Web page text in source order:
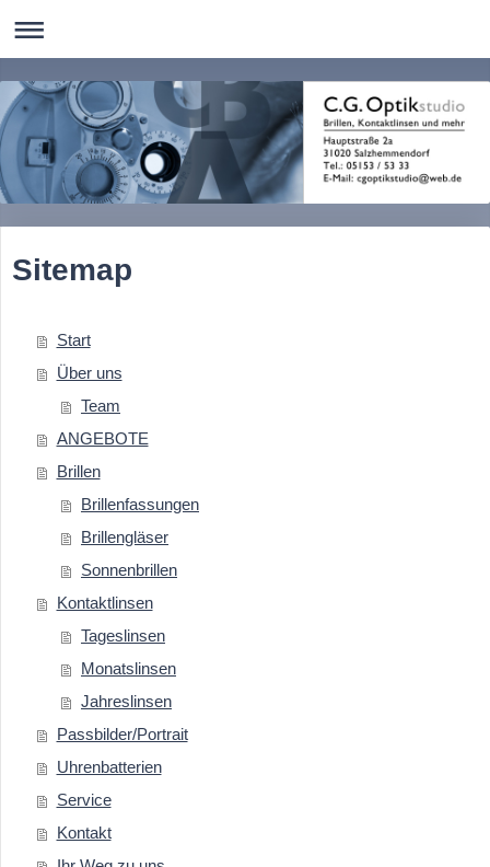
Sitemap
Start
Über uns
Team
ANGEBOTE
Brillen
Brillenfassungen
Brillengläser
Sonnenbrillen
Kontaktlinsen
Tageslinsen
Monatslinsen
Jahreslinsen
Passbilder/Portrait
Uhrenbatterien
Service
Kontakt